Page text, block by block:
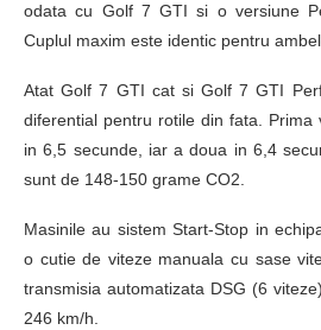
odata cu Golf 7 GTI si o versiune
Cuplul maxim este identic pentru
Atat Golf 7 GTI cat si Golf 7 GTI
diferential pentru rotile din fata. Prima
in 6,5 secunde, iar a doua in 6,4
sunt de 148-150 grame CO2.
Masinile au sistem Start-Stop in
o cutie de viteze manuala cu sase
transmisia automatizata DSG (6
246 km/h.